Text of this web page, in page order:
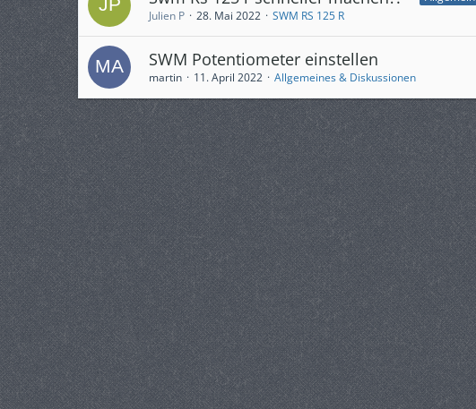
Julien P 28. Mai 2022 SWM RS 125 R
SWM Potentiometer einstellen
martin 11. April 2022 Allgemeines & Diskussionen